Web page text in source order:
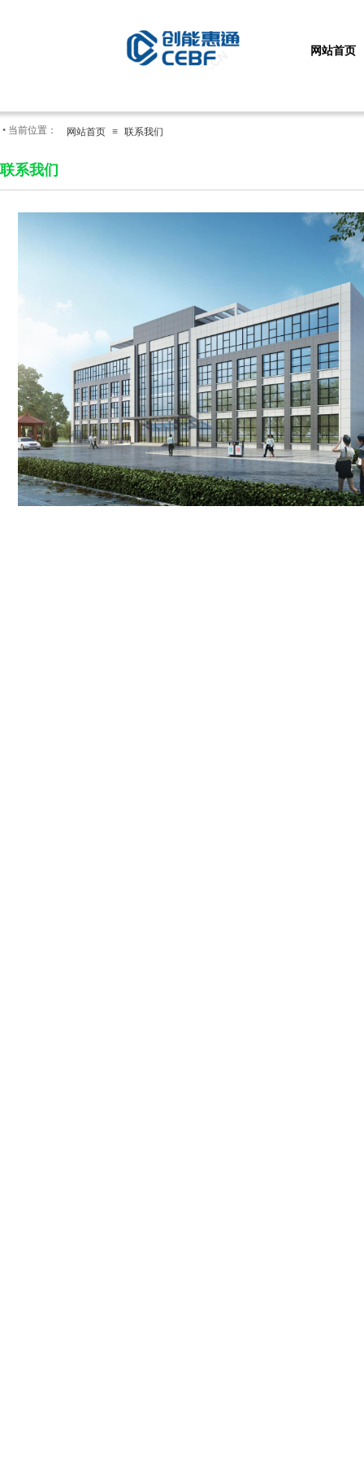
网站首页
• 当前位置： 网站首页 ≡ 联系我们
联系我们